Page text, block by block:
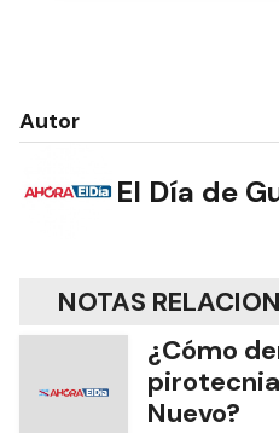
Autor
El Día de
NOTAS
¿Cómo
Nuevo?